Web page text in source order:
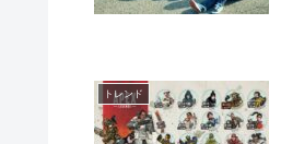
トレンド